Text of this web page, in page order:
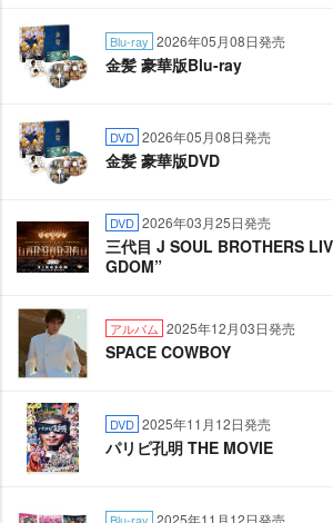
Blu-ray 2026年05月08日発売
金髪 豪華版Blu-ray
DVD 2026年05月08日発売
金髪 豪華版DVD
DVD 2026年03月25日発売
三代目 J SOUL BROTHERS
GDOM”
アルバム 2025年12月03日発売
SPACE COWBOY
DVD 2025年11月12日発売
パリピ孔明 THE MOVIE
2025年11月12日発売